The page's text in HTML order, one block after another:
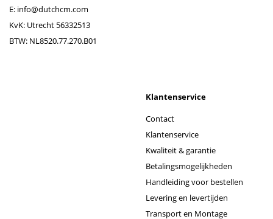
E: info@dutchcm.com
KvK: Utrecht 56332513
BTW: NL8520.77.270.B01
Klantenservice
Contact
Klantenservice
Kwaliteit & garantie
Betalingsmogelijkheden
Handleiding voor bestellen
Levering en levertijden
Transport en Montage